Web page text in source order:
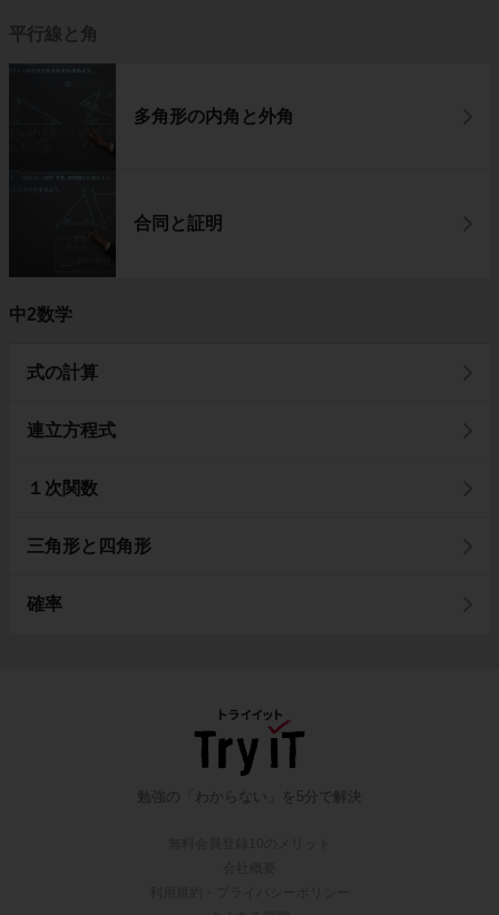
平行線と角
多角形の内角と外角
合同と証明
中2数学
式の計算
連立方程式
１次関数
三角形と四角形
確率
勉強の「わからない」を5分で解決